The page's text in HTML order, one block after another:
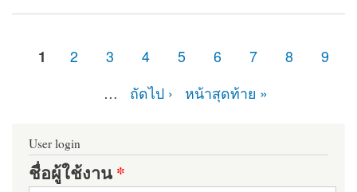
ของคุณยังคงเป็น Drupal 7 มายืดอายุความปลอดภัยให้
1 2 3 4 5 6 7 8
9
…
ถัดไป › หน้าสุดท้าย »
User login
ชื่อผู้ใช้งาน*